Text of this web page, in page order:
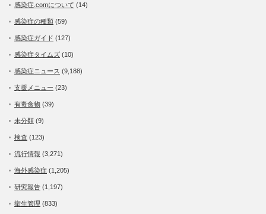
感染症.comについて (14)
感染症の種類 (59)
感染症ガイド (127)
感染症タイムズ (10)
感染症ニュース (9,188)
支援メニュー (23)
有毒食物 (39)
未分類 (9)
検査 (123)
流行情報 (3,271)
海外感染症 (1,205)
研究報告 (1,197)
衛生管理 (833)